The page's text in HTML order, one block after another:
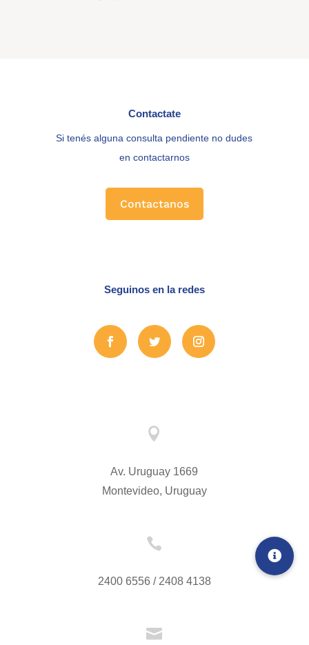
Contactate
Si tenés alguna consulta pendiente no dudes
en contactarnos
Contactanos
Seguinos en la redes

Av. Uruguay 1669
Montevideo, Uruguay

2400 6556 / 2408 4138
